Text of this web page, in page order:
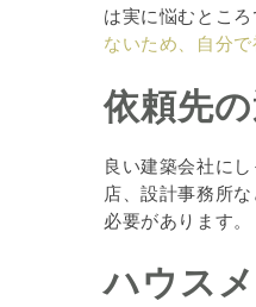
は実に悩むところ
ないため、自分
依頼先
良い建築会社に
店、設計事務所
必要があります。
ハウス